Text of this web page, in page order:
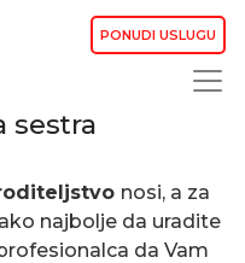
PONUDI USLUGU
sestra
nosi, a za
najbolje da uradite
da Vam